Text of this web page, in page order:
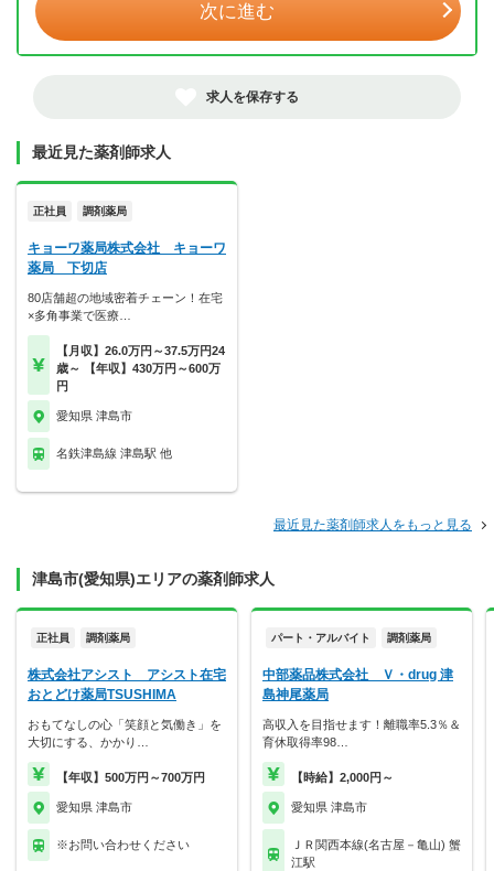
次に進む
求人を保存する
最近見た薬剤師求人
正社員 調剤薬局
キョーワ薬局株式会社 キョーワ
薬局 下切店
80店舗超の地域密着チェーン！在宅
×多角事業で医療…
【月収】26.0万円～37.5万円24
歳～ 【年収】430万円～600万
円
愛知県 津島市
名鉄津島線 津島駅 他
最近見た薬剤師求人をもっと見る
津島市(愛知県)エリアの薬剤師求人
正社員 調剤薬局
株式会社アシスト アシスト在宅
おとどけ薬局TSUSHIMA
おもてなしの心「笑顔と気働き」を
大切にする、かかり…
【年収】500万円～700万円
愛知県 津島市
※お問い合わせください
パート・アルバイト 調剤薬局
中部薬品株式会社 Ｖ・drug 津
島神尾薬局
高収入を目指せます！離職率5.3％＆
育休取得率98…
【時給】2,000円～
愛知県 津島市
ＪＲ関西本線(名古屋－亀山) 蟹
江駅